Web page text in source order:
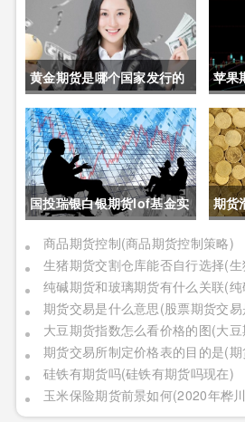
黄金期货是哪个国家发行的
呢(黄金期货是属于国内盘
吗)
苹果
价格
割新
些)
国投瑞银白银期货lof基金实
时行情(国投瑞银白银期货
lof基金实时行情怎么样)
期货
么意
商品期货控制(商品期货控制策略)
硅铁有期货吗(硅铁有期货吗现在)